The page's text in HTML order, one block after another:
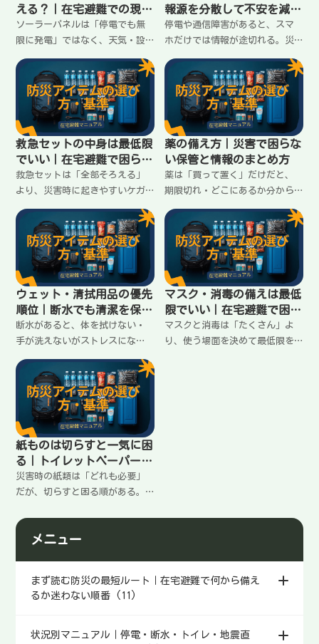
える？｜在宅避難での現実
ライン
ソーラーパネルは「停電でも無
限に発電」ではなく、天気・設
在宅避難で役に立つ場面、難し
い場面、選ぶときの現実的な基
準をまとめます。
報源を分散して不安を減ら
す
停電や通信障害があると、スマ
ホだけでは情報が途切れる。災
く、電源・ライト・手回しなど
の条件で選ぶと失敗しにくい。
在宅避難向けの基準を整理しま
す。
救急セットの中身は最低限
でいい｜在宅避難で困らな
い揃え方
救急セットは「全部そろえる」
より、災害時に起きやすいケガ
にある物で補えるものと、買っ
ておくべきものを分けて整理し
ます。
薬の備え方｜災害で困らな
い保管と情報のまとめ方
薬は「買って置く」だけだと、
期限切れ・どこにあるか分から
る。常備薬と処方薬の備え方、
保管場所、メモしておく情報を
在宅避難向けに整理します。
ウェット・清拭用品の優先
順位｜断水でも清潔を保つ
最小セット
断水があると、体を拭けない・
手が洗えないがストレスにな
シートは役割が違う。最低限そ
ろえる順番、使いどころ、無駄
を増やさない考え方を在宅避難
向けに整理します。
マスク・消毒の備えは最低
限でいい｜在宅避難で困ら
ないライン
マスクと消毒は「たくさん」よ
り、使う場面を決めて最低限を
紙ものは切らすと一気に困
る｜トイレットペーパー他
の優先順位
災害時の紙類は「どれも必要」
だが、切らすと困る順がある。
ュ・キッチンペーパーなどの役
割と優先順位、在宅避難で無駄
メニュー
まず読む防災の最短ルート｜在宅避難で何から備え
るか迷わない順番 (11)
状況別マニュアル｜停電・断水・トイレ・地震直